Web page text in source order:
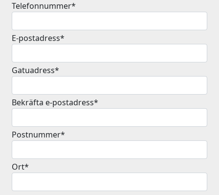
Telefonnummer*
E-postadress*
Gatuadress*
Bekräfta e-postadress*
Postnummer*
Ort*